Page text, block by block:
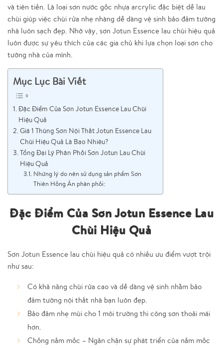
và tiên tiến. Là loại sơn nước gốc nhựa arcrylic đặc biệt dễ lau
chùi giúp việc chùi rửa nhẹ nhàng dễ dàng vệ sinh bảo đảm tường
nhà luôn sạch đẹp. Nhờ vậy, sơn Jotun Essence lau chùi hiệu quả
luôn được sự yêu thích của các gia chủ khi lựa chọn loại sơn cho
tường nhà của mình.
Mục Lục Bài Viết
Đặc Điểm Của Sơn Jotun Essence Lau Chùi
Hiệu Quả
Giá 1 Thùng Sơn Nội Thất Jotun Essence Lau
Chùi Hiệu Quả Là Bao Nhiêu?
Tổng Đại Lý Phân Phối Sơn Jotun Lau Chùi
Hiệu Quả
Những lý do nên sử dụng sản phẩm Sơn
Thiên Hồng Ân phân phối:
Đặc Điểm Của Sơn Jotun Essence Lau
Chùi Hiệu Quả
Sơn Jotun Essence lau chùi hiệu quả có nhiều ưu điểm vượt trội
như sau:
Có khả năng chùi rửa cao và dễ dàng vệ sinh nhằm bảo
đảm tường nội thất nhà bạn luôn đẹp.
Bảo đảm nhẹ mùi cho 1 môi trường thi công sơn thoải mái
hơn.
Chống nấm mốc – Ngăn chặn sự phát triển của nấm mốc